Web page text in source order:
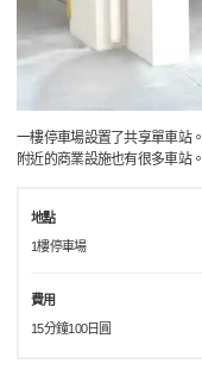
一樓停車場設置了共享單車站。
附近的商業設施也有很多車站。
地點
1樓停車場
費用
15分鐘100日圓